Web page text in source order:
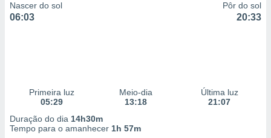
Nascer do sol
06:03
Pôr do sol
20:33
Primeira luz
05:29
Meio-dia
13:18
Última luz
21:07
Duração do dia 14h30m
Tempo para o amanhecer 1h 57m